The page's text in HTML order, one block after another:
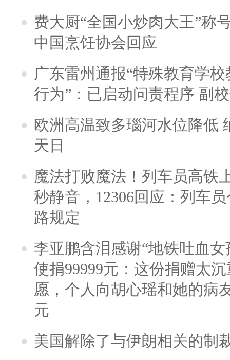
费大厨“全国小炒肉大王”称
中国烹饪协会回应
广东雷州通报“特殊教育学
行为”：已启动问责程序 副
欧洲高温致多瑙河水位降低
天日
魔法打败魔法！列车员高铁
秒静音，12306回应：列车
路规定
李亚鹏含泪感谢“地铁吐血
使捐99999元：这份捐赠太
愿，个人向胡心瑶和她的病
元
美国解除了与伊朗相关的制